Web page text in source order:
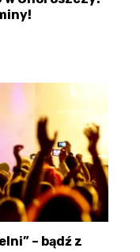
– bądź z